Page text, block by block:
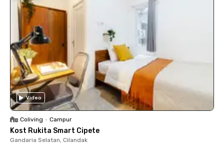
Video
Coliving • Campur
Kost Rukita Smart Cipete
Gandaria Selatan, Cilandak